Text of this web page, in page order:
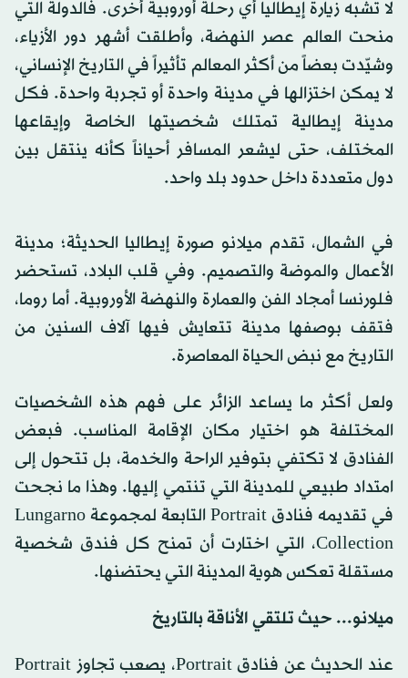
لا تشبه زيارة إيطاليا أي رحلة أوروبية أخرى. فالدولة التي
منحت العالم عصر النهضة، وأطلقت أشهر دور الأزياء،
وشيّدت بعضاً من أكثر المعالم تأثيراً في التاريخ الإنساني،
لا يمكن اختزالها في مدينة واحدة أو تجربة واحدة. فكل
مدينة إيطالية تمتلك شخصيتها الخاصة وإيقاعها
المختلف، حتى ليشعر المسافر أحياناً كأنه ينتقل بين
دول متعددة داخل حدود بلد واحد.
في الشمال، تقدم ميلانو صورة إيطاليا الحديثة؛ مدينة
الأعمال والموضة والتصميم. وفي قلب البلاد، تستحضر
فلورنسا أمجاد الفن والعمارة والنهضة الأوروبية. أما روما،
فتقف بوصفها مدينة تتعايش فيها آلاف السنين من
التاريخ مع نبض الحياة المعاصرة.
ولعل أكثر ما يساعد الزائر على فهم هذه الشخصيات
المختلفة هو اختيار مكان الإقامة المناسب. فبعض
الفنادق لا تكتفي بتوفير الراحة والخدمة، بل تتحول إلى
امتداد طبيعي للمدينة التي تنتمي إليها. وهذا ما نجحت
في تقديمه فنادق Portrait التابعة لمجموعة Lungarno
Collection، التي اختارت أن تمنح كل فندق شخصية
مستقلة تعكس هوية المدينة التي يحتضنها.
ميلانو... حيث تلتقي الأناقة بالتاريخ
عند الحديث عن فنادق Portrait، يصعب تجاوز Portrait